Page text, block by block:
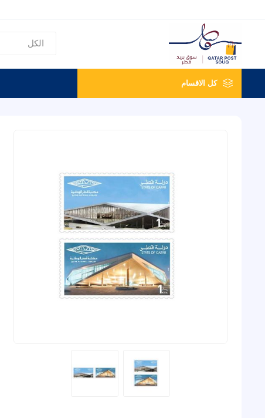
كل الاقسام